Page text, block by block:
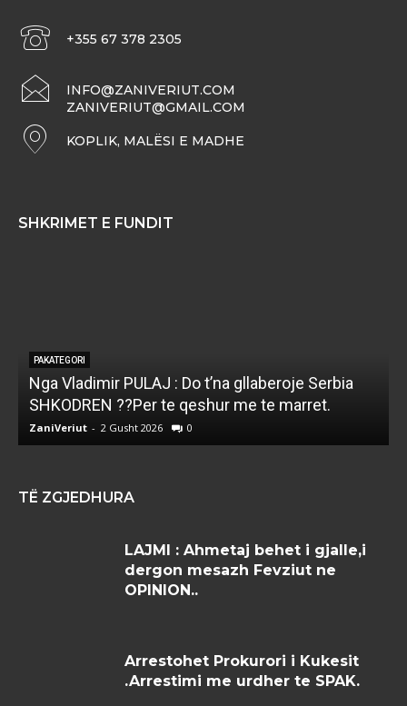
+355 67 378 2305
INFO@ZANIVERIUT.COM
ZANIVERIUT@GMAIL.COM
KOPLIK, MALËSI E MADHE
SHKRIMET E FUNDIT
PAKATEGORI
Nga Vladimir PULAJ : Do t’na gllaberoje Serbia
SHKODREN ??Per te qeshur me te marret.
ZaniVeriut - 2 Gusht 2026 0
TË ZGJEDHURA
LAJMI : Ahmetaj behet i gjalle,i
dergon mesazh Fevziut ne
OPINION..
Arrestohet Prokurori i Kukesit
.Arrestimi me urdher te SPAK.